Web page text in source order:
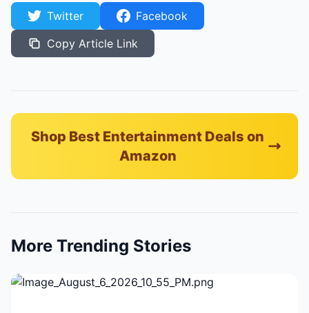
Twitter
Facebook
Copy Article Link
Shop Best Entertainment Deals on
Amazon
More Trending Stories